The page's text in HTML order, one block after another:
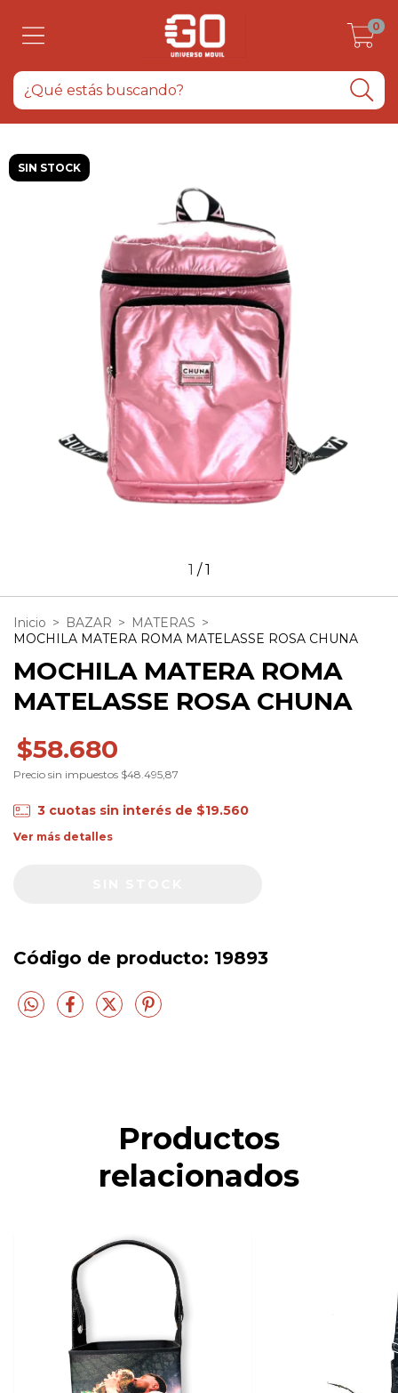
0
SIN STOCK
1 /1
Inicio > BAZAR > MATERAS >
MOCHILA MATERA ROMA MATELASSE ROSA CHUNA
MOCHILA MATERA ROMA
MATELASSE ROSA CHUNA
$58.680
Precio sin impuestos $48.495,87
3 cuotas sin interés de $19.560
Ver más detalles
Código de producto: 19893
Productos
relacionados